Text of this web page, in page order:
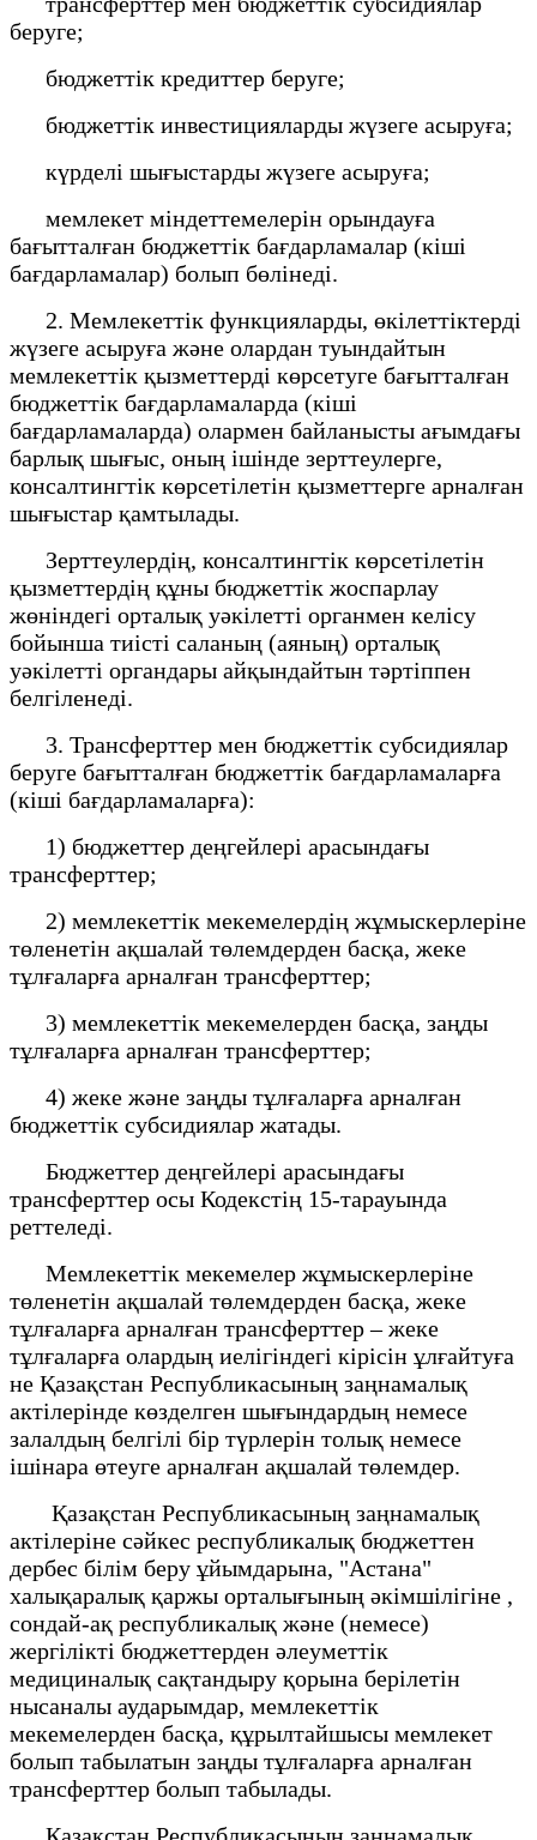
беруге;
бюджеттік кредиттер беруге;
бюджеттік инвестицияларды жүзеге асыруға;
күрделі шығыстарды жүзеге асыруға;
мемлекет міндеттемелерін орындауға
бағытталған бюджеттік бағдарламалар (кіші
бағдарламалар) болып бөлінеді.
2. Мемлекеттік функцияларды, өкілеттіктерді
жүзеге асыруға және олардан туындайтын
мемлекеттік қызметтерді көрсетуге бағытталған
бюджеттік бағдарламаларда (кіші
бағдарламаларда) олармен байланысты ағымдағы
барлық шығыс, оның ішінде зерттеулерге,
консалтингтік көрсетілетін қызметтерге арналған
шығыстар қамтылады.
Зерттеулердің, консалтингтік көрсетілетін
қызметтердің құны бюджеттік жоспарлау
жөніндегі орталық уәкілетті органмен келісу
бойынша тиісті саланың (аяның) орталық
уәкілетті органдары айқындайтын тәртіппен
белгіленеді.
3. Трансферттер мен бюджеттік субсидиялар
беруге бағытталған бюджеттік бағдарламаларға
(кіші бағдарламаларға):
1) бюджеттер деңгейлері арасындағы
трансферттер;
2) мемлекеттік мекемелердің жұмыскерлеріне
төленетін ақшалай төлемдерден басқа, жеке
тұлғаларға арналған трансферттер;
3) мемлекеттік мекемелерден басқа, заңды
тұлғаларға арналған трансферттер;
4) жеке және заңды тұлғаларға арналған
бюджеттік субсидиялар жатады.
Бюджеттер деңгейлері арасындағы
трансферттер осы Кодекстің 15-тарауында
реттеледі.
Мемлекеттік мекемелер жұмыскерлеріне
төленетiн ақшалай төлемдерден басқа, жеке
тұлғаларға арналған трансферттер – жеке
тұлғаларға олардың иелігіндегі кірісін ұлғайтуға
не Қазақстан Республикасының заңнамалық
актілерінде көзделген шығындардың немесе
залалдың белгілі бір түрлерін толық немесе
ішінара өтеуге арналған ақшалай төлемдер.
Қазақстан Республикасының заңнамалық
актілеріне сәйкес республикалық бюджеттен
дербес білім беру ұйымдарына, "Астана"
халықаралық қаржы орталығының әкімшілігіне ,
сондай-ақ республикалық және (немесе)
жергілікті бюджеттерден әлеуметтік
медициналық сақтандыру қорына берілетін
нысаналы аударымдар, мемлекеттік
мекемелерден басқа, құрылтайшысы мемлекет
болып табылатын заңды тұлғаларға арналған
трансферттер болып табылады.